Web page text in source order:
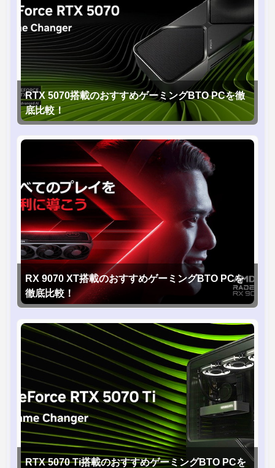
RTX 5070搭載のおすすめゲーミングBTO PCを徹
底比較！
RX 9070 XT搭載のおすすめゲーミングBTO PCを
徹底比較！
RTX 5070 Ti搭載のおすすめゲーミングBTO PCを